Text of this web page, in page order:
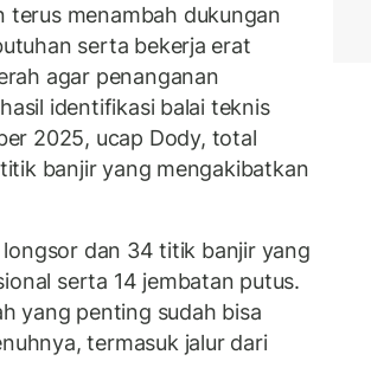
terus menambah dukungan
serta bekerja erat
agar penanganan
identifikasi balai teknis
2025, ucap Dody, total
banjir yang mengakibatkan
dan 34 titik banjir yang
serta 14 jembatan putus.
yang penting sudah bisa
termasuk jalur dari